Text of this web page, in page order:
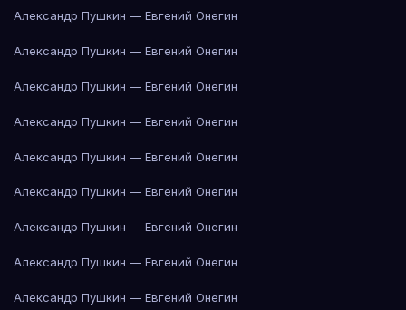
Александр Пушкин — Евгений Онегин
Александр Пушкин — Евгений Онегин
Александр Пушкин — Евгений Онегин
Александр Пушкин — Евгений Онегин
Александр Пушкин — Евгений Онегин
Александр Пушкин — Евгений Онегин
Александр Пушкин — Евгений Онегин
Александр Пушкин — Евгений Онегин
Александр Пушкин — Евгений Онегин